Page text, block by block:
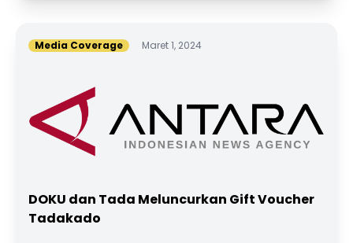
Media Coverage Maret 1, 2024
DOKU dan Tada Meluncurkan Gift Voucher
Tadakado